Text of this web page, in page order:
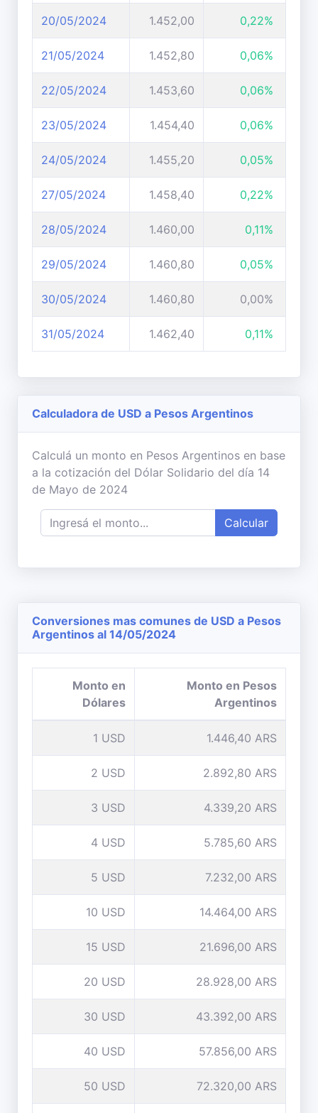
20/05/2024 1.452,00 0,22%
21/05/2024 1.452,80 0,06%
22/05/2024 1.453,60 0,06%
23/05/2024 1.454,40 0,06%
24/05/2024 1.455,20 0,05%
27/05/2024 1.458,40 0,22%
28/05/2024 1.460,00 0,11%
29/05/2024 1.460,80 0,05%
30/05/2024 1.460,80 0,00%
31/05/2024 1.462,40 0,11%
Calculadora de USD a Pesos Argentinos
Calculá un monto en Pesos Argentinos en base
a la cotización del Dólar Solidario del día 14
de Mayo de 2024
Calcular
Conversiones mas comunes de USD a Pesos
Argentinos al 14/05/2024
Monto en
Dólares
Monto en Pesos
Argentinos
1 USD 1.446,40 ARS
2 USD 2.892,80 ARS
3 USD 4.339,20 ARS
4 USD 5.785,60 ARS
5 USD 7.232,00 ARS
10 USD 14.464,00 ARS
15 USD 21.696,00 ARS
20 USD 28.928,00 ARS
30 USD 43.392,00 ARS
40 USD 57.856,00 ARS
50 USD 72.320,00 ARS